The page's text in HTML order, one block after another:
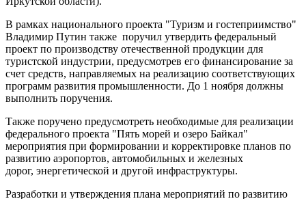
В рамках национального проекта "Туризм и гостеприимство"
Владимир Путин также поручил утвердить федеральный
проект по производству отечественной продукции для
туристской индустрии, предусмотрев его финансирование за
счет средств, направляемых на реализацию соответствующих
программ развития промышленности. До 1 ноября должны
выполнить поручения.
Также поручено предусмотреть необходимые для реализации
федерального проекта "Пять морей и озеро Байкал"
мероприятия при формировании и корректировке планов по
развитию аэропортов, автомобильных и железных
дорог, энергетической и другой инфраструктуры.
Разработки и утверждения плана мероприятий по развитию